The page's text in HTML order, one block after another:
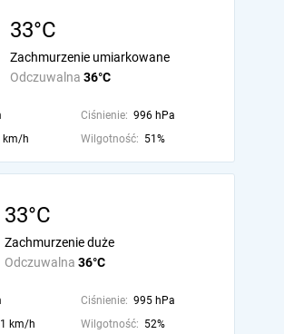
33°C
Odczuwalna 36°C
Zachmurzenie umiarkowane
Ciśnienie: 996 hPa
km/h Wilgotność: 51%
33°C
Odczuwalna 36°C
Zachmurzenie duże
Ciśnienie: 995 hPa
km/h Wilgotność: 52%